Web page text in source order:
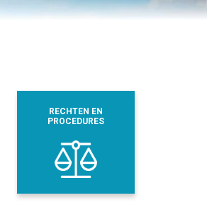
RECHTEN EN
PROCEDURES